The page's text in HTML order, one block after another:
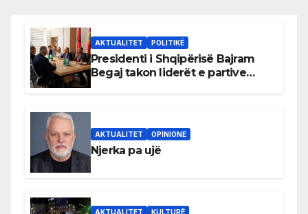
AKTUALITET POLITIKË
Presidenti i Shqipërisë Bajram
Begaj takon liderët e partive
AKTUALITET OPINIONE
Njerka pa ujë
AKTUALITET KULTURË